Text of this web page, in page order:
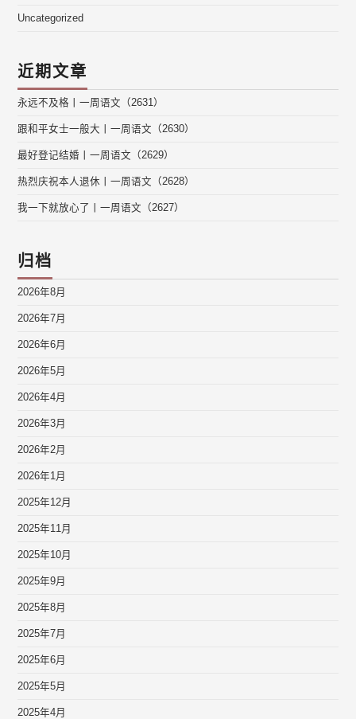
Uncategorized
近期文章
永远不及格丨一周语文（2631）
跟和平女士一般大丨一周语文（2630）
最好登记结婚丨一周语文（2629）
热烈庆祝本人退休丨一周语文（2628）
我一下就放心了丨一周语文（2627）
归档
2026年8月
2026年7月
2026年6月
2026年5月
2026年4月
2026年3月
2026年2月
2026年1月
2025年12月
2025年11月
2025年10月
2025年9月
2025年8月
2025年7月
2025年6月
2025年5月
2025年4月